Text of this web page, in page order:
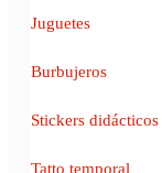
Juguetes
Burbujeros
Stickers didácticos
Tatto temporal